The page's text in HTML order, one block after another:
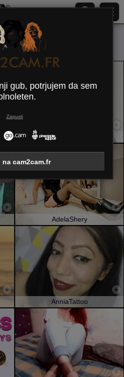
) Srednje prsi
AdelaShery
AnniaTattoo
gub, potrjujem da sem
Zapusti
cam2cam.fr